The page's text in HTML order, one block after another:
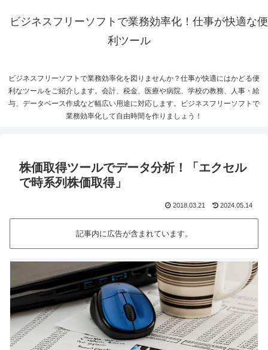
ビジネスフリーソフトで業務効率化！仕事が快適な便
利ツール
ビジネスフリーソフトで業務効率化を図りませんか？仕事が快適にはかどる便
利なツールをご紹介します。会計、税金、医療や病院、学校の教務、人事・給
与、データベース作成など幅広い用途に対応します。ビジネスフリーソフトで
業務効率化して自由時間を作りましょう！
株価取得ツールでデータ分析！「エクセル
で時系列株価取得」
2018.03.21 2024.05.14
記事内に広告が含まれています。